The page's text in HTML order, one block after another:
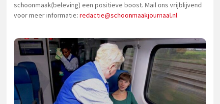
schoonmaak(beleving) een positieve boost. Mail ons vrijblijvend
voor meer informatie: redactie@schoonmaakjournaal.nl